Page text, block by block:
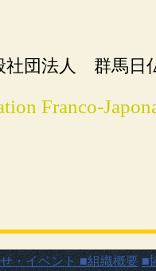
社団法人 群馬日
Franco-
・イベント■組織概要 ■